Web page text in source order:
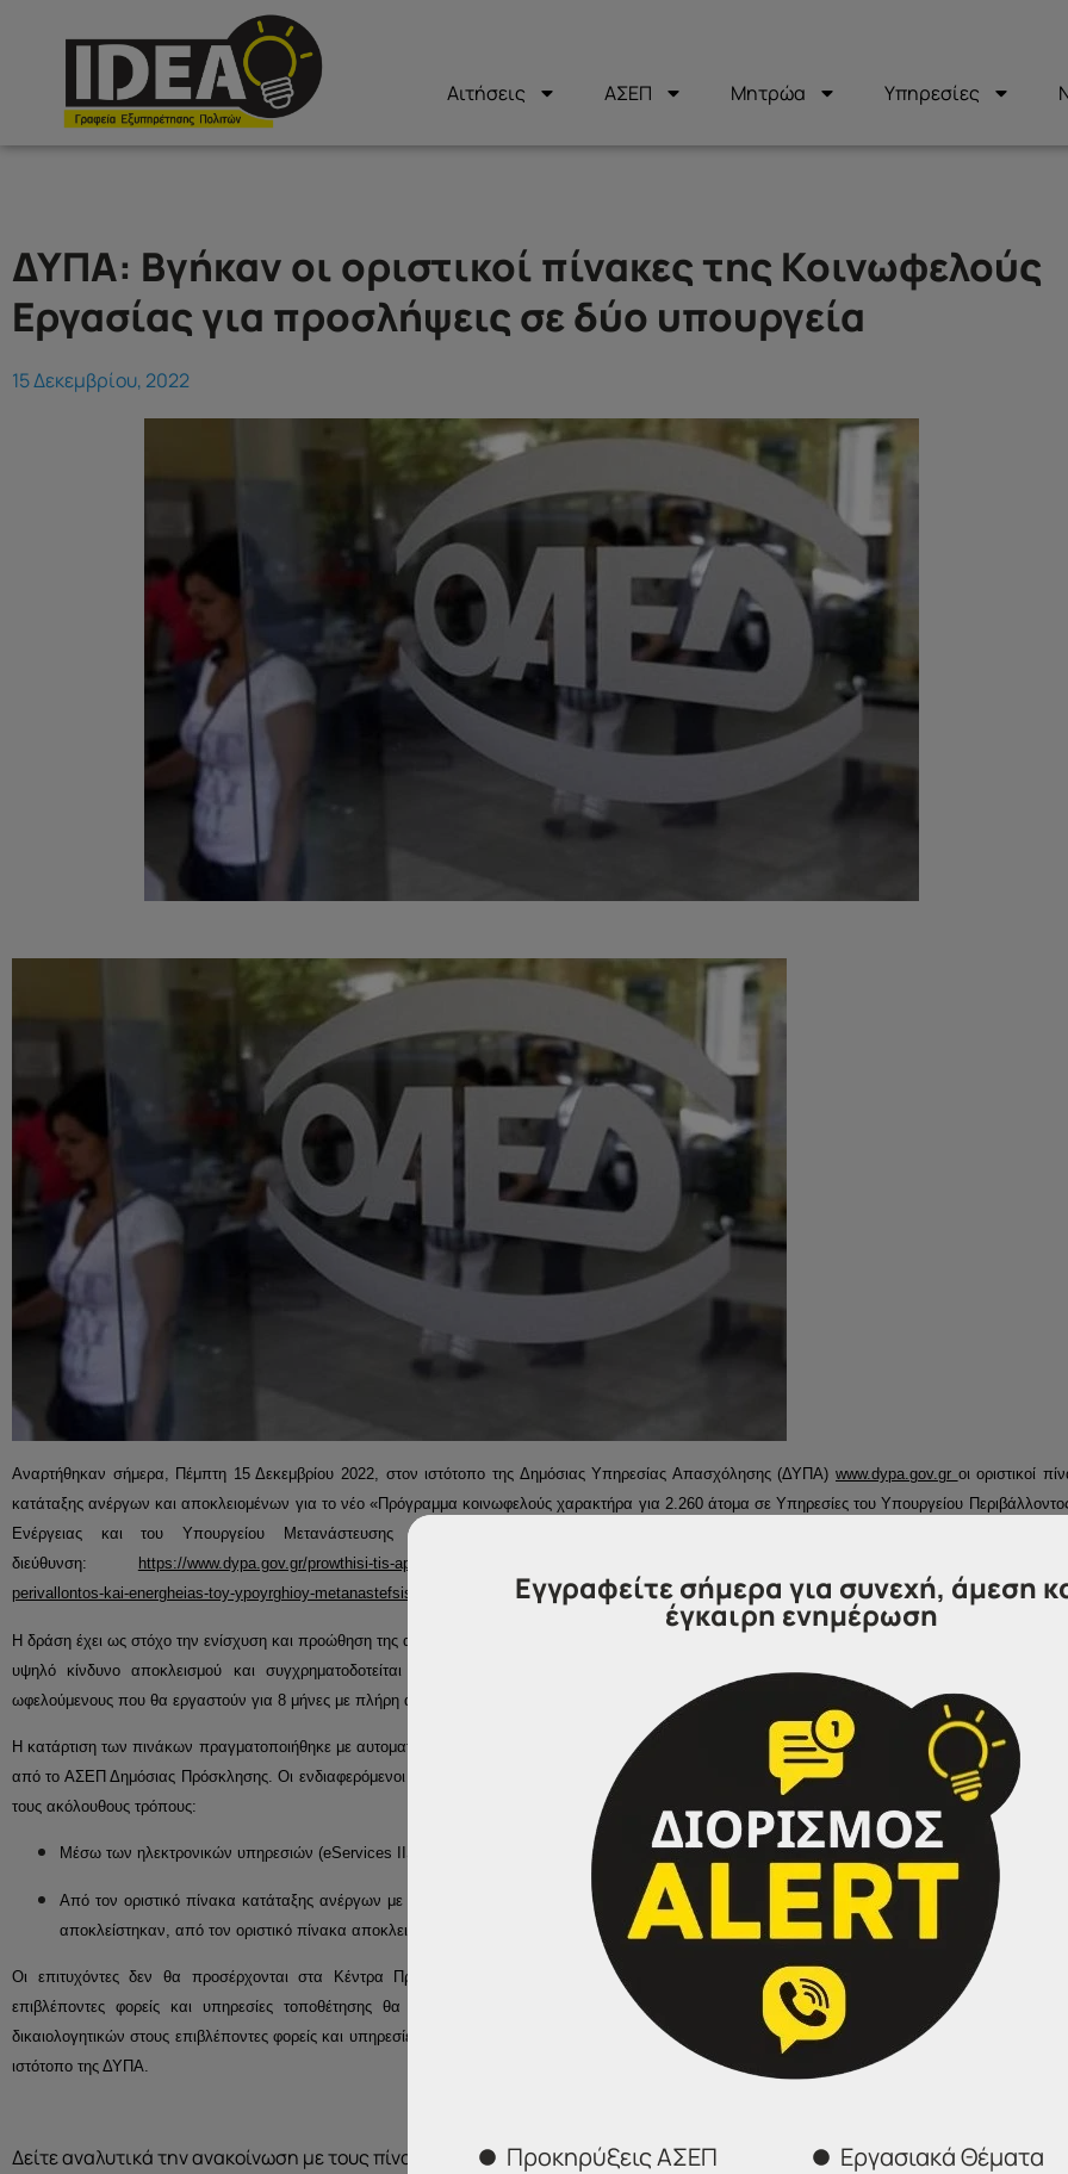
Αιτήσεις ΑΣΕΠ Μητρώα Υπηρεσίες
ΔΥΠΑ: Βγήκαν οι οριστικοί πίνακες της Κοινωφελούς
Εργασίας για προσλήψεις σε δύο υπουργεία
15 Δεκεμβρίου, 2022
Αναρτήθηκαν σήμερα, Πέμπτη 15 Δεκεμβρίου 2022, στον ιστότοπο της Δημόσιας Υπηρεσίας Απασχόλησης (ΔΥΠΑ) www.dypa.gov.gr οι οριστικοί
κατάταξης ανέργων και αποκλειομένων για το νέο «Πρόγραμμα κοινωφελούς χαρακτήρα για 2.260 άτομασε Υπηρεσίες του Υπουργείου
Ενέργειας και του Υπουργείου Μετανάστευσης και Ασύλου (
διεύθυνση:
https://www.dypa.gov.gr/prowthisi-tis-apaskholisis-meso-proghrammaton-koinofelous-kharaktira-se-2260-atoma-se-ypiresies-toy-
perivallontos-kai-energheias-toy-ypoyrghioy-metanastefsis-kai-asyloy-ypiresies-ypodokhis-kai-tautopiisis-ypyt
Η δράση έχει ως στόχο την ενίσχυση και προώθηση της απασχόλησης των ανέργων με έμφαση κυρίως σε ευπαθείς ομάδες πληθυσμού που
υψηλό κίνδυνο αποκλεισμού και συγχρηματοδοτείται από το ΕΣΠΑ και τη ΔΥΠΑ.
Ο οριστικός πίνακας κατάταξης ανέργων περιλαμβάνει
ωφελούμενους που θα εργαστούν για 8 μήνες με πλήρη απασχόληση και ασφάλιση.
Η κατάρτιση των πινάκων πραγματοποιήθηκε με αυτοματοποιημένο, διαφανή και αντικειμενικό τρόπο, με βάση τα προβλεπόμενα κριτήρια της
από το ΑΣΕΠ Δημόσιας Πρόσκλησης. Οι ενδιαφερόμενοι έχουν τη δυνατότητα να ενημερωθούν για την ηλεκτρονική τους αίτηση και τη μοριοδότησή
τους ακόλουθους τρόπους:
Μέσω των ηλεκτρονικών υπηρεσιών (eServices IIS) της ΔΥΠΑ στην καρτέλα της αντίστοιχης αίτησής τους ή
Από τον οριστικό πίνακα κατάταξης ανέργων με τον αριθμό πρωτοκόλλου της αίτησής τους και σε περίπτωση αποκλεισμού τους, για το
αποκλείστηκαν, από τον οριστικό πίνακα αποκλειομένων.
Οι επιτυχόντες δεν θα προσέρχονται στα Κέντρα Προώθησης Απασχόλησης (ΚΠΑ2) καθώς η διαδικασία ενημέρωσης και υπόδειξής τους
επιβλέποντες φορείς και υπηρεσίες τοποθέτησης θα πραγματοποιηθεί μέσω τηλεφωνικής ή ηλεκτρονικής επικοινωνίας. Για την
δικαιολογητικών στους επιβλέποντες φορείς και υπηρεσίες τοποθέτησης και για κάθε άλλη πληροφορία, οι ωφελούμενοι μπορούν να ενημερωθούν
ιστότοπο της ΔΥΠΑ.
Δείτε αναλυτικά την ανακοίνωση με τους πίνακες ΕΔΩ
Εγγραφείτε σήμερα για συνεχή, άμεση
έγκαιρη ενημέρωση
Προκηρύξεις ΑΣΕΠ
Εργασιακά Θέματα